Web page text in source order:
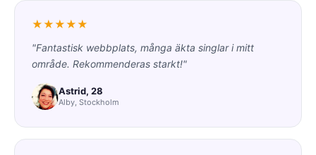
★★★★★
"Fantastisk webbplats, många äkta singlar i mitt
område. Rekommenderas starkt!"
Astrid, 28
Alby, Stockholm